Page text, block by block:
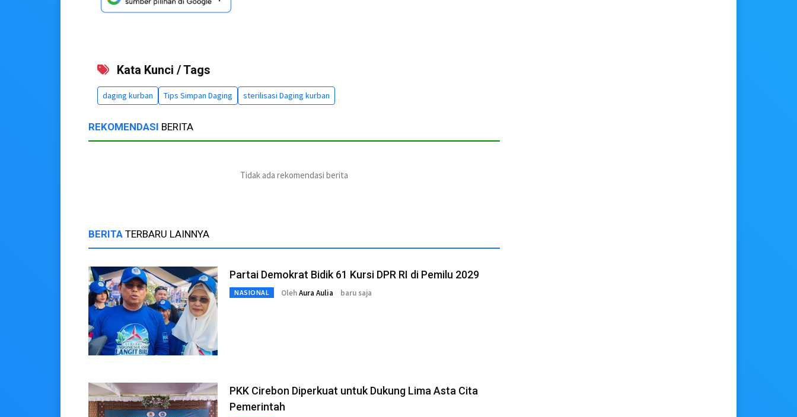
Kata Kunci / Tags
daging kurban Tips Simpan Daging sterilisasi Daging kurban
REKOMENDASI BERITA
Tidak ada rekomendasi berita
BERITA TERBARU LAINNYA
Partai Demokrat Bidik 61 Kursi DPR RI di Pemilu 2029
NASIONAL OlehAura Aulia baru saja
PKK Cirebon Diperkuat untuk Dukung Lima Asta Cita
Pemerintah